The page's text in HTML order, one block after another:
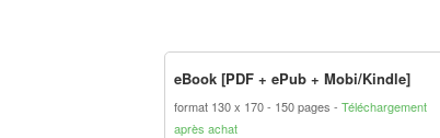
eBook [PDF + ePub + Mobi/Kindle]
format 130 x 170 150 pages
Téléchargement
après achat